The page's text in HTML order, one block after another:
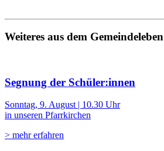
Weiteres aus dem Gemeindeleben
Segnung der Schüler:innen
Sonntag, 9. August | 10.30 Uhr
in unseren Pfarrkirchen
> mehr erfahren